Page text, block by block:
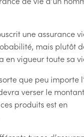
une assurance
mais plutôt
en vigueur toute sa
que peu importe
verser le montant
produits est en